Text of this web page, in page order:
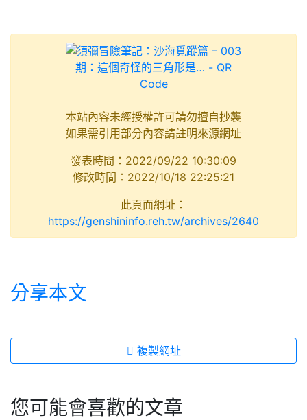
本站內容未經授權許可請勿擅自抄襲
如果需引用部分內容請註明來源網址
發表時間：2022/09/22 10:30:09
修改時間：2022/10/18 22:25:21
此頁面網址：
https://genshininfo.reh.tw/archives/2640
分享本文
複製網址
您可能會喜歡的文章